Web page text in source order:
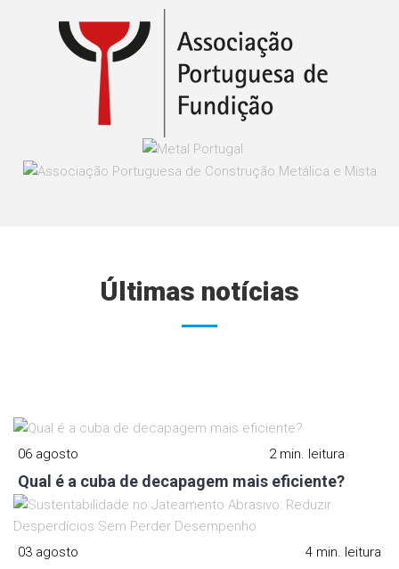
Últimas notícias
06 agosto 2 min. leitura
Qual é a cuba de decapagem mais eficiente?
03 agosto 4 min. leitura